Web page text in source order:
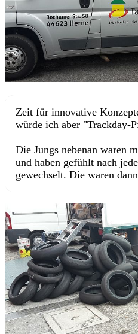
Zeit für innovative
würde ich aber "Trackday-
Die Jungs nebenan waren
und haben gefühlt nach
gewechselt. Die waren